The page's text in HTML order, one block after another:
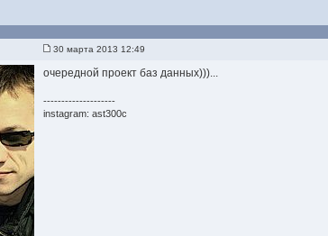
30 марта 2013 12:49
очередной проект баз данных)))...
--------------------
instagram: ast300c